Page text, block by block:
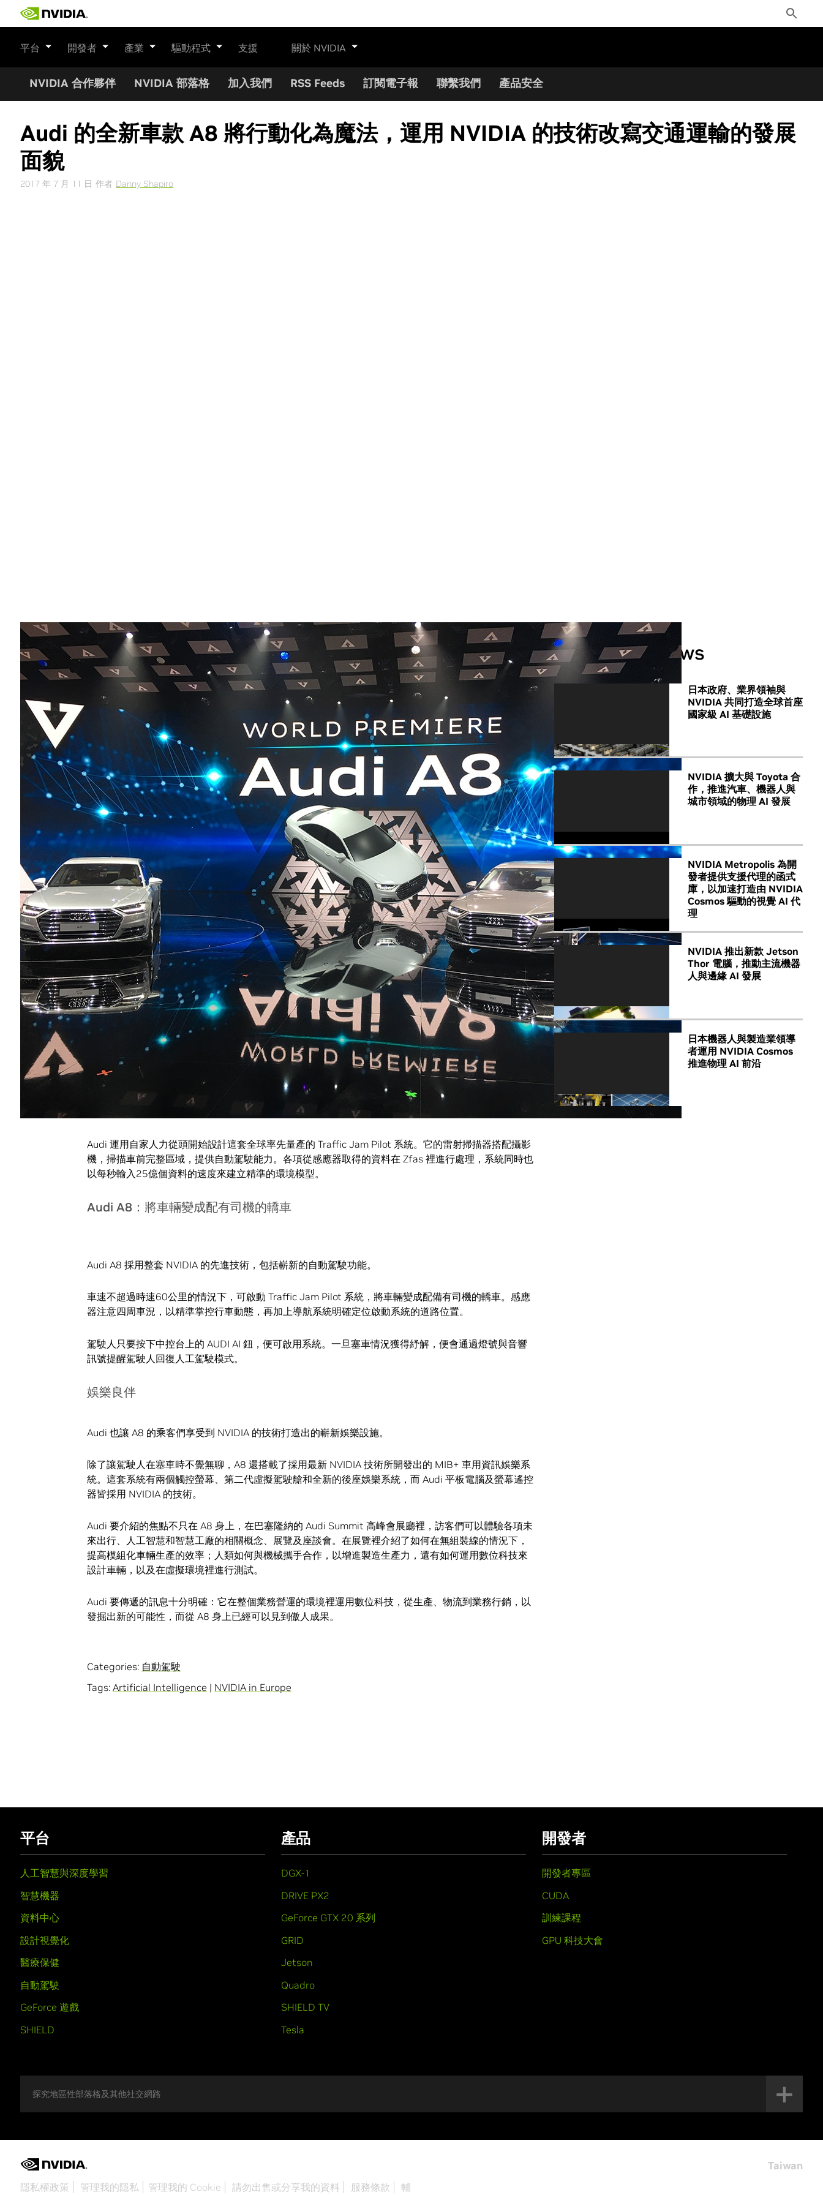
Toggle
Search
平台 開發者 產業 驅動程式 支援 關於 NVIDIA
NVIDIA 合作夥伴 NVIDIA 部落格 加入我們 RSS Feeds 訂閱電子報 聯繫我們 產品安全
Audi 的全新車款 A8 將行動化為魔法，運用 NVIDIA 的技術改寫交通運輸的發展
面貌
2017 年 7 月 11 日 作者 Danny Shapiro
Share
週二 Audi 汽車在有著建築珍寶之都稱號的巴塞隆納，推出自家車款的最新設計力作。
全新旗艦 2018 A8 車款（也是全球首款量產的第三級自動駕駛能力車款）搭載多項來自NVIDIA 的高科
技尖端技術。
當你塞在車陣裡，Audi 的 AI Traffic Jam Pilot 系統提供前所未見的自動駕駛能力，這件事立即成為媒體
關注的焦點，而這只是 NVIDIA 技術所加持的諸多新功能其中一項。
Audi 儼然成為汽車產業裡的科技領頭羊，帶動產業科技發展，從無人自動駕駛技術、自動停車輔助系
統，到數位連網車輛嶄新服務，都是在西班牙舉行的首屆 Audi Summit 高峰會所要對世人介紹的重點。
「在人工智慧的協助下，未來的車輛將讓使用者擁有更輕鬆愜意的生活。」Audi 董事會主席 Rupert
Stadler 在這場吸引了逾兩千名嘉賓的高峰會主題演講活動裡，對聽眾們這麼說。
「科技扮演著重要的角色。」他在介紹 Audi AI Traffic Jam Pilot 系統、Remote Park Pilot自動停車輔助
系統、Natural Voice Control 自然語音操控及 Swarm Intelligence群體智慧等 A8 車款的眾多新功能如
此說道。
Audi A8 無人自動駕駛技術轟動全球
全新 Audi A8 車款的駕駛艙搭載多項 NVIDIA 先進技術。
A8 搭載了多款採用 NVIDIA 技術的系統，包括革命性的嶄新使用者介面、全新車用資訊娛樂系統、新穎
的虛擬駕駛艙，以及與眾不同的後座娛樂系統。
值得注意的是 Audi 的 Zfas 駕駛輔助系統，內有全球首套真正的塞車輔助系統，可用於有著上下交流道
Audi 運用自家人力從頭開始設計這套全球率先量產的 Traffic Jam Pilot 系統。它的雷射掃描器搭配攝影
機，掃描車前完整區域，提供自動駕駛能力。各項從感應器取得的資料在 Zfas 裡進行處理，系統同時也
以每秒輸入25億個資料的速度來建立精準的環境模型。
Audi A8：將車輛變成配有司機的轎車
Audi A8 採用整套 NVIDIA 的先進技術，包括嶄新的自動駕駛功能。
車速不超過時速60公里的情況下，可啟動 Traffic Jam Pilot 系統，將車輛變成配備有司機的轎車。感應
器注意四周車況，以精準掌控行車動態，再加上導航系統明確定位啟動系統的道路位置。
駕駛人只要按下中控台上的 AUDI AI 鈕，便可啟用系統。一旦塞車情況獲得紓解，便會通過燈號與音響
訊號提醒駕駛人回復人工駕駛模式。
娛樂良伴
Audi 也讓 A8 的乘客們享受到 NVIDIA 的技術打造出的嶄新娛樂設施。
除了讓駕駛人在塞車時不覺無聊，A8 還搭載了採用最新 NVIDIA 技術所開發出的 MIB+ 車用資訊娛樂系
統。這套系統有兩個觸控螢幕、第二代虛擬駕駛艙和全新的後座娛樂系統，而 Audi 平板電腦及螢幕遙控
器皆採用 NVIDIA 的技術。
Audi 要介紹的焦點不只在 A8 身上，在巴塞隆納的 Audi Summit 高峰會展廳裡，訪客們可以體驗各項未
來出行、人工智慧和智慧工廠的相關概念、展覽及座談會。在展覽裡介紹了如何在無組裝線的情況下，
提高模組化車輛生產的效率；人類如何與機械攜手合作，以增進製造生產力，還有如何運用數位科技來
設計車輛，以及在虛擬環境裡進行測試。
Audi 要傳遞的訊息十分明確：它在整個業務營運的環境裡運用數位科技，從生產、物流到業務行銷，以
發掘出新的可能性，而從 A8 身上已經可以見到傲人成果。
Categories: 自動駕駛
Tags: Artificial Intelligence | NVIDIA in Europe
All NVIDIA News
日本政府、業界領袖與
NVIDIA 共同打造全球首座
國家級 AI 基礎設施
NVIDIA 擴大與 Toyota 合
作，推進汽車、機器人與
城市領域的物理 AI 發展
NVIDIA Metropolis 為開
發者提供支援代理的函式
庫，以加速打造由 NVIDIA
Cosmos 驅動的視覺 AI 代
理
NVIDIA 推出新款 Jetson
Thor 電腦，推動主流機器
人與邊緣 AI 發展
日本機器人與製造業領導
者運用 NVIDIA Cosmos
推進物理 AI 前沿
平台
人工智慧與深度學習
智慧機器
資料中心
設計視覺化
醫療保健
自動駕駛
GeForce 遊戲
SHIELD
產品
DGX-1
DRIVE PX2
GeForce GTX 20 系列
GRID
Jetson
Quadro
SHIELD TV
Tesla
開發者
開發者專區
CUDA
訓練課程
GPU 科技大會
探究地區性部落格及其他社交網路
隱私權政策 管理我的隱私 管理我的 Cookie 請勿出售或分享我的資料 服務條款 輔
Taiwan